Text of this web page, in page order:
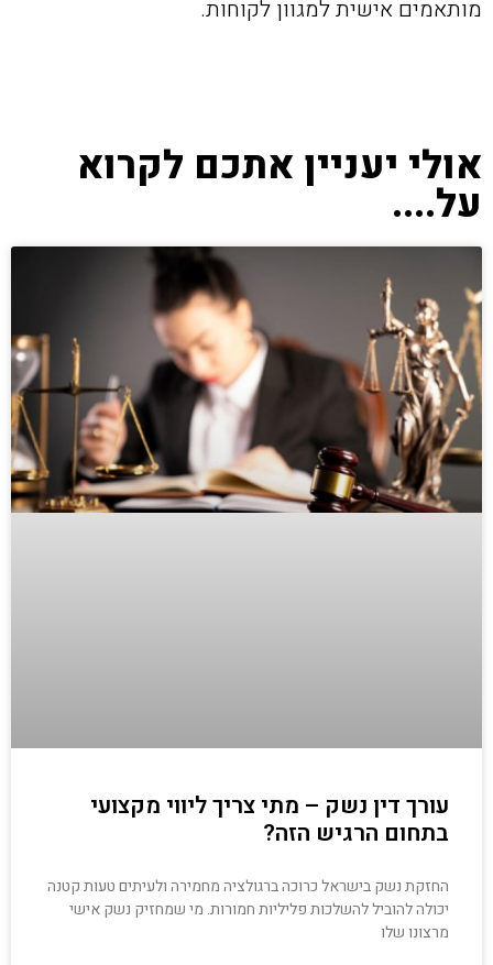
מותאמים אישית למגוון לקוחות.
אולי יעניין אתכם לקרוא
על....
עורך דין נשק – מתי צריך ליווי מקצועי
בתחום הרגיש הזה?
החזקת נשק בישראל כרוכה ברגולציה מחמירה ולעיתים טעות קטנה
יכולה להוביל להשלכות פליליות חמורות. מי שמחזיק נשק אישי
מרצונו שלו